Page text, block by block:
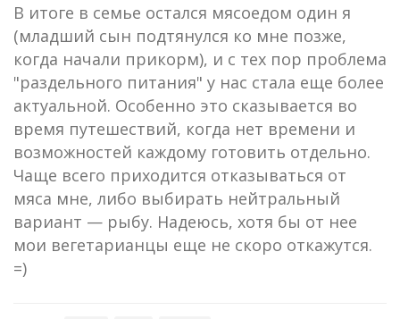
В итоге в семье остался мясоедом один я
(младший сын подтянулся ко мне позже,
когда начали прикорм), и с тех пор проблема
"раздельного питания" у нас стала еще более
актуальной. Особенно это сказывается во
время путешествий, когда нет времени и
возможностей каждому готовить отдельно.
Чаще всего приходится отказываться от
мяса мне, либо выбирать нейтральный
вариант — рыбу. Надеюсь, хотя бы от нее
мои вегетарианцы еще не скоро откажутся.
=)